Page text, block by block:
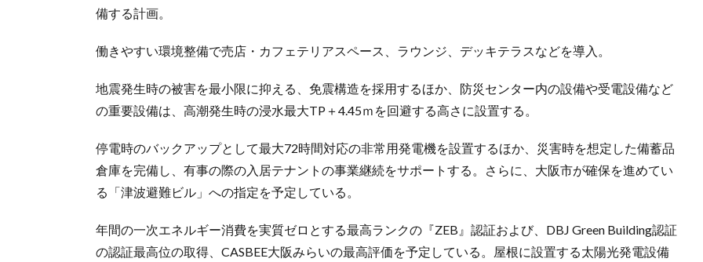
備する計画。
働きやすい環境整備で売店・カフェテリアスペース、ラウンジ、デッキテラスなどを導入。
地震発生時の被害を最小限に抑える、免震構造を採用するほか、防災センター内の設備や受電設備など
の重要設備は、高潮発生時の浸水最大TP＋4.45ｍを回避する高さに設置する。
停電時のバックアップとして最大72時間対応の非常用発電機を設置するほか、災害時を想定した備蓄品
倉庫を完備し、有事の際の入居テナントの事業継続をサポートする。さらに、大阪市が確保を進めてい
る「津波避難ビル」への指定を予定している。
年間の一次エネルギー消費を実質ゼロとする最高ランクの『ZEB』認証および、DBJ Green Building認証
の認証最高位の取得、CASBEE大阪みらいの最高評価を予定している。屋根に設置する太陽光発電設備